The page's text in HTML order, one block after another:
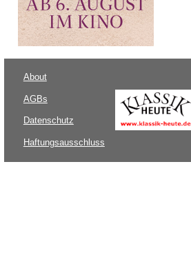
About
AGBs
Datenschutz
Haftungsausschluss